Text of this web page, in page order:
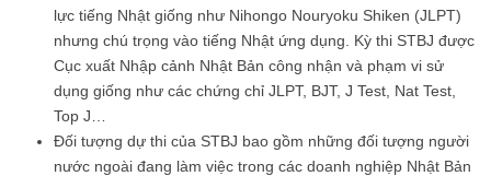
lực tiếng Nhật giống như Nihongo Nouryoku Shiken (JLPT)
nhưng chú trọng vào tiếng Nhật ứng dụng. Kỳ thi STBJ được
Cục xuất Nhập cảnh Nhật Bản công nhận và phạm vi sử
dụng giống như các chứng chỉ JLPT, BJT, J Test, Nat Test,
Top J…
Đối tượng dự thi của STBJ bao gồm những đối tượng người
nước ngoài đang làm việc trong các doanh nghiệp Nhật Bản